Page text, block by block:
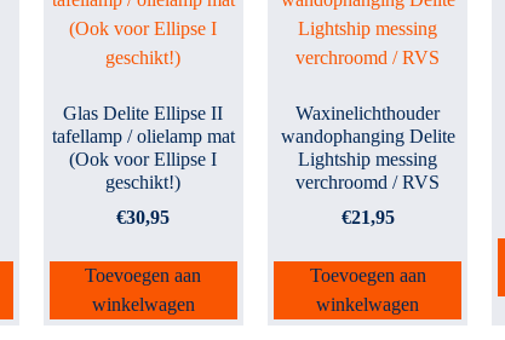
Glas Delite Ellipse II
tafellamp / olielamp mat
(Ook voor Ellipse I
geschikt!)
€30,95
Toevoegen aan
winkelwagen
Waxinelichthouder
wandophanging Delite
Lightship messing
verchroomd / RVS
€21,95
Toevoegen aan
winkelwagen